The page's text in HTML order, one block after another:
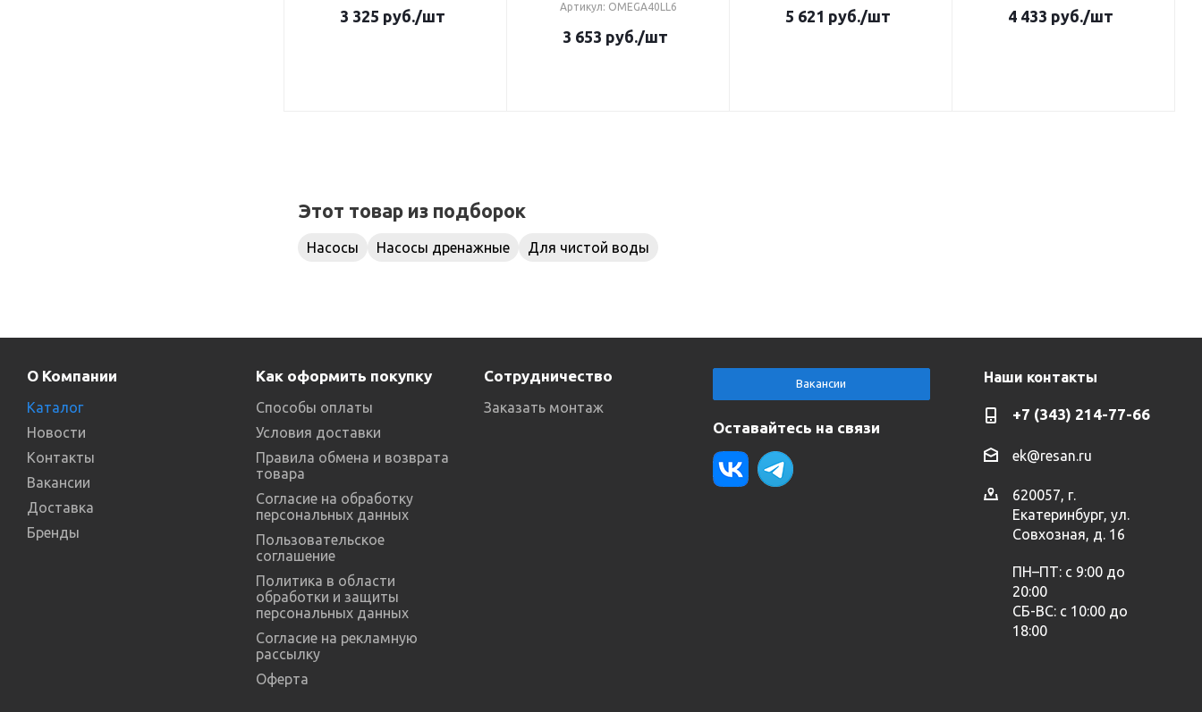
3 325 руб./шт
Артикул: OMEGA40LL6
3 653 руб./шт
5 621 руб./шт 4 433 руб./шт
Этот товар из подборок
Насосы Насосы дренажные Для чистой воды
О Компании
Каталог
Новости
Контакты
Вакансии
Доставка
Бренды
Как оформить покупку
Способы оплаты
Условия доставки
Правила обмена и возврата
товара
Согласие на обработку
персональных данных
Пользовательское
соглашение
Политика в области
обработки и защиты
персональных данных
Согласие на рекламную
рассылку
Оферта
Сотрудничество
Заказать монтаж
Вакансии
Оставайтесь на связи
Наши контакты
+7 (343) 214-77-66
ek@resan.ru
620057, г.
Екатеринбург, ул.
Совхозная, д. 16
ПН–ПТ: с 9:00 до
20:00
СБ-ВС: с 10:00 до
18:00